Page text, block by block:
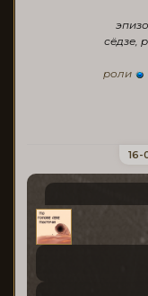
сёдзе,
роли
16-